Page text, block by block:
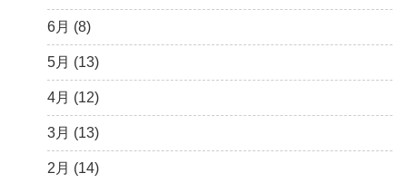
3月 (15)
2月 (6)
1月 (10)
6月 (8)
5月 (13)
4月 (12)
3月 (13)
2月 (14)